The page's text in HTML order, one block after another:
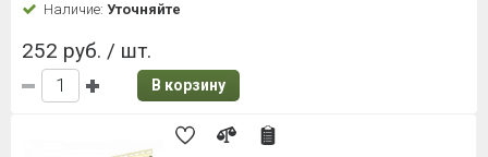
Наличие: Уточняйте
252 руб. / шт.
В корзину